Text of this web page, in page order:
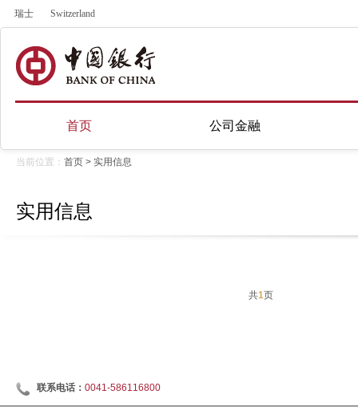
瑞士 Switzerland
首页 公司金融
当前位置： 首页 > 实用信息
实用信息
共1页
联系电话： 0041-586116800